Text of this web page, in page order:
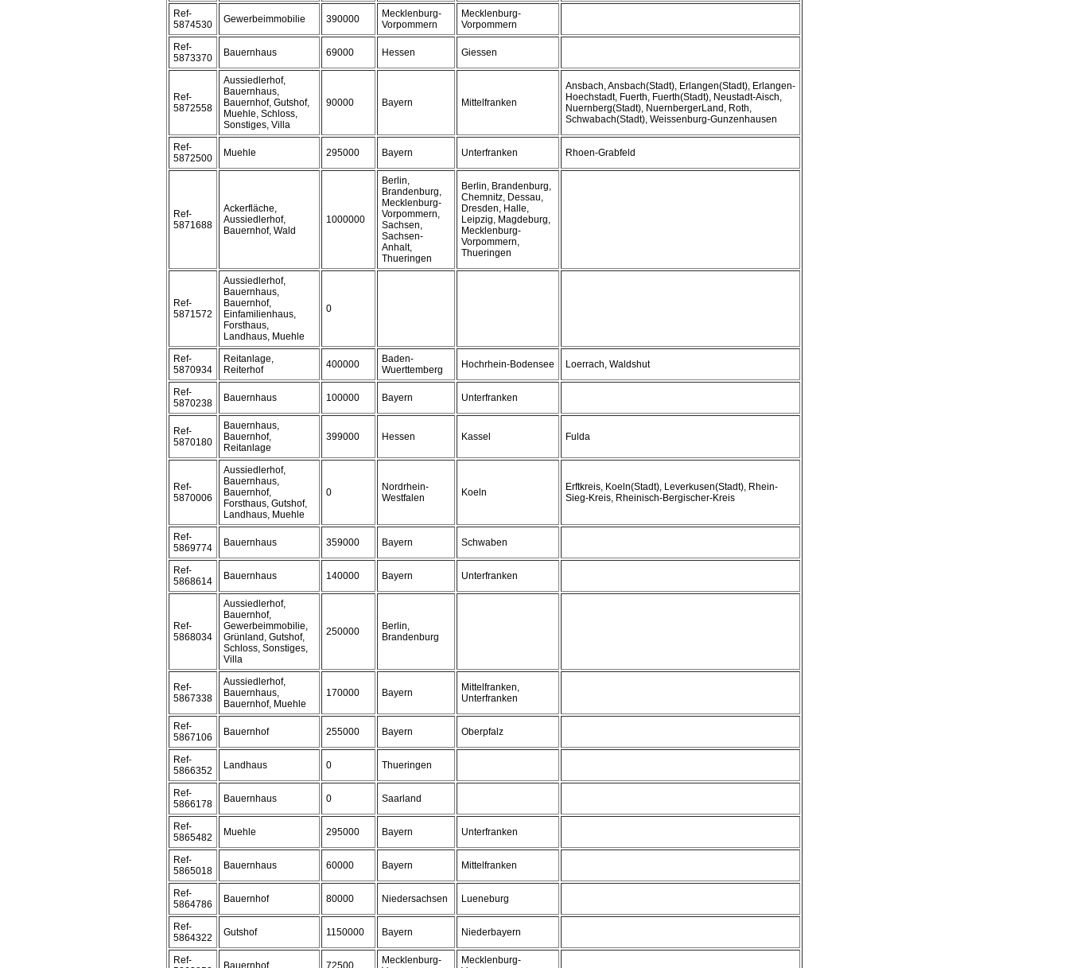
Ref-
5874530
Gewerbeimmobilie 390000
Mecklenburg-
Vorpommern
Mecklenburg-
Vorpommern
Ref-
5873370
Bauernhaus 69000 Hessen Giessen
Ref-
5872558
Aussiedlerhof,
Bauernhaus,
Bauernhof, Gutshof,
Muehle, Schloss,
Sonstiges, Villa
90000 Bayern Mittelfranken
Ansbach, Ansbach(Stadt), Erlangen(Stadt), Erlangen-
Hoechstadt, Fuerth, Fuerth(Stadt), Neustadt-Aisch,
Nuernberg(Stadt), NuernbergerLand, Roth,
Schwabach(Stadt), Weissenburg-Gunzenhausen
Ref-
5872500
Muehle 295000 Bayern Unterfranken Rhoen-Grabfeld
Ref-
5871688
Ackerfläche,
Aussiedlerhof,
Bauernhof, Wald
1000000
Berlin,
Brandenburg,
Mecklenburg-
Vorpommern,
Sachsen,
Sachsen-
Anhalt,
Thueringen
Berlin, Brandenburg,
Chemnitz, Dessau,
Dresden, Halle,
Leipzig, Magdeburg,
Mecklenburg-
Vorpommern,
Thueringen
Ref-
5871572
Aussiedlerhof,
Bauernhaus,
Bauernhof,
Einfamilienhaus,
Forsthaus,
Landhaus, Muehle
0
Ref-
5870934
Reitanlage,
Reiterhof
400000
Baden-
Wuerttemberg
Hochrhein-Bodensee Loerrach, Waldshut
Ref-
5870238
Bauernhaus 100000 Bayern Unterfranken
Ref-
5870180
Bauernhaus,
Bauernhof,
Reitanlage
399000 Hessen Kassel Fulda
Ref-
5870006
Aussiedlerhof,
Bauernhaus,
Bauernhof,
Forsthaus, Gutshof,
Landhaus, Muehle
0
Nordrhein-
Westfalen
Koeln
Erftkreis, Koeln(Stadt), Leverkusen(Stadt), Rhein-
Sieg-Kreis, Rheinisch-Bergischer-Kreis
Ref-
5869774
Bauernhaus 359000 Bayern Schwaben
Ref-
5868614
Bauernhaus 140000 Bayern Unterfranken
Ref-
5868034
Aussiedlerhof,
Bauernhof,
Gewerbeimmobilie,
Grünland, Gutshof,
Schloss, Sonstiges,
Villa
250000
Berlin,
Brandenburg
Ref-
5867338
Aussiedlerhof,
Bauernhaus,
Bauernhof, Muehle
170000 Bayern
Mittelfranken,
Unterfranken
Ref-
5867106
Bauernhof 255000 Bayern Oberpfalz
Ref-
5866352
Landhaus 0 Thueringen
Ref-
5866178
Bauernhaus 0 Saarland
Ref-
5865482
Muehle 295000 Bayern Unterfranken
Ref-
5865018
Bauernhaus 60000 Bayern Mittelfranken
Ref-
5864786
Bauernhof 80000 Niedersachsen Lueneburg
Ref-
5864322
Gutshof 1150000 Bayern Niederbayern
Ref-
Bauernhof 72500
Mecklenburg-
Mecklenburg-